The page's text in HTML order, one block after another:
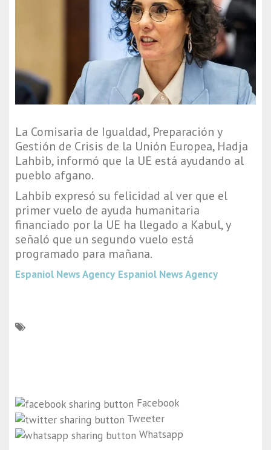
La Comisaria de Igualdad, Preparación y
Gestión de Crisis de la Unión Europea, Hadja
Lahbib, informó que la UE está ayudando al
pueblo afgano.
Lahbib expresó su felicidad al ver que el
primer vuelo de ayuda humanitaria
financiado por la UE ha llegado a Kabul, y
señaló que un segundo vuelo está
programado para mañana.
Espaniol News Agency Espaniol News Agency
Facebook
Tweeter
Whatsapp